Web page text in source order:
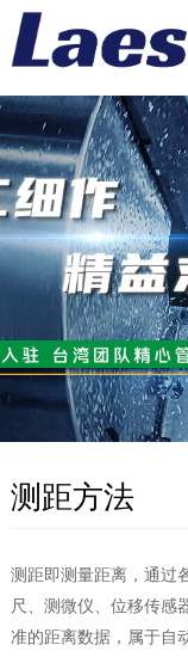
测距方法
测距即测量距离，通过
尺、测微仪、位移传感
准的距离数据，属于自